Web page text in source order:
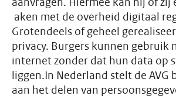
aanvragen. Hiermee kan hij of zij
aken met de overheid digitaal
Grotendeels of geheel
privacy. Burgers kunnen gebruik
internet zonder dat hun data op
liggen.In Nederland stelt de AVG
aan het delen van